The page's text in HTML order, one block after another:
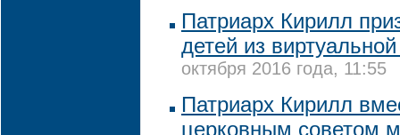
Патриарх Кирилл
детей из
октября 2016 года, 11:55
Патриарх Кирилл
церковным советом